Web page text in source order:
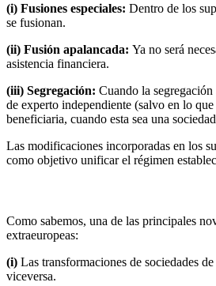
(i) Fusiones especiales: Dentro de los
se fusionan.
(ii) Fusión apalancada: Ya no será
asistencia financiera.
(iii) Segregación: Cuando la
de experto independiente (salvo en lo
beneficiaria, cuando esta sea una
Las modificaciones incorporadas en los
como objetivo unificar el régimen
Como sabemos, una de las principales
extraeuropeas:
(i) Las transformaciones de sociedades
viceversa.